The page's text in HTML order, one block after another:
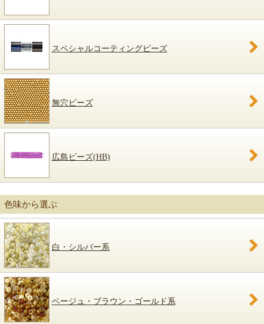
スペシャルコーティングビーズ
無穴ビーズ
広島ビーズ(HB)
色味から選ぶ
白・シルバー系
ベージュ・ブラウン・ゴールド系